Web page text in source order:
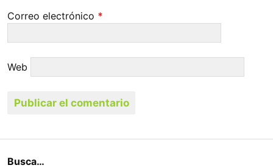
Correo electrónico *
Web
Busca…